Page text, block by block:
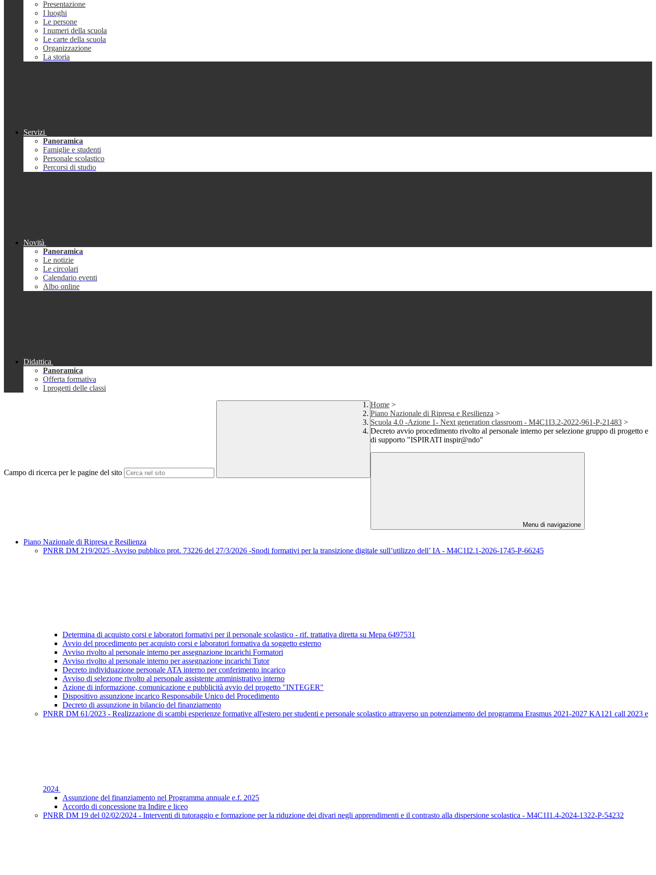
Presentazione
I luoghi
Le persone
I numeri della scuola
Le carte della scuola
Organizzazione
La storia
Servizi
Panoramica
Famiglie e studenti
Personale scolastico
Percorsi di studio
Novità
Panoramica
Le notizie
Le circolari
Calendario eventi
Albo online
Didattica
Panoramica
Offerta formativa
I progetti delle classi
Campo di ricerca per le pagine del sito
Home >
Piano Nazionale di Ripresa e Resilienza >
Scuola 4.0 -Azione 1- Next generation classroom - M4C1I3.2-2022-961-P-21483 >
Decreto avvio procedimento rivolto al personale interno per selezione gruppo di progetto e
di supporto "ISPIRATI inspir@ndo"
Menu di navigazione
Piano Nazionale di Ripresa e Resilienza
PNRR DM 219/2025 -Avviso pubblico prot. 73226 del 27/3/2026 -Snodi formativi per la transizione digitale sull’utilizzo dell’ IA - M4C1I2.1-2026-1745-P-66245
Determina di acquisto corsi e laboratori formativi per il personale scolastico - rif. trattativa diretta su Mepa 6497531
Avvio del procedimento per acquisto corsi e laboratori formativa da soggetto esterno
Avviso rivolto al personale interno per assegnazione incarichi Formatori
Avviso rivolto al personale interno per assegnazione incarichi Tutor
Decreto individuazione personale ATA interno per conferimento incarico
Avviso di selezione rivolto al personale assistente amministrativo interno
Azione di informazione, comunicazione e pubblicità avvio del progetto "INTEGER"
Dispositivo assunzione incarico Responsabile Unico del Procedimento
Decreto di assunzione in bilancio del finanziamento
PNRR DM 61/2023 - Realizzazione di scambi esperienze formative all'estero per studenti e personale scolastico attraverso un potenziamento del programma Erasmus 2021-2027 KA121 call 2023 e
2024
Assunzione del finanziamento nel Programma annuale e.f. 2025
Accordo di concessione tra Indire e liceo
PNRR DM 19 del 02/02/2024 - Interventi di tutoraggio e formazione per la riduzione dei divari negli apprendimenti e il contrasto alla dispersione scolastica - M4C1I1.4-2024-1322-P-54232